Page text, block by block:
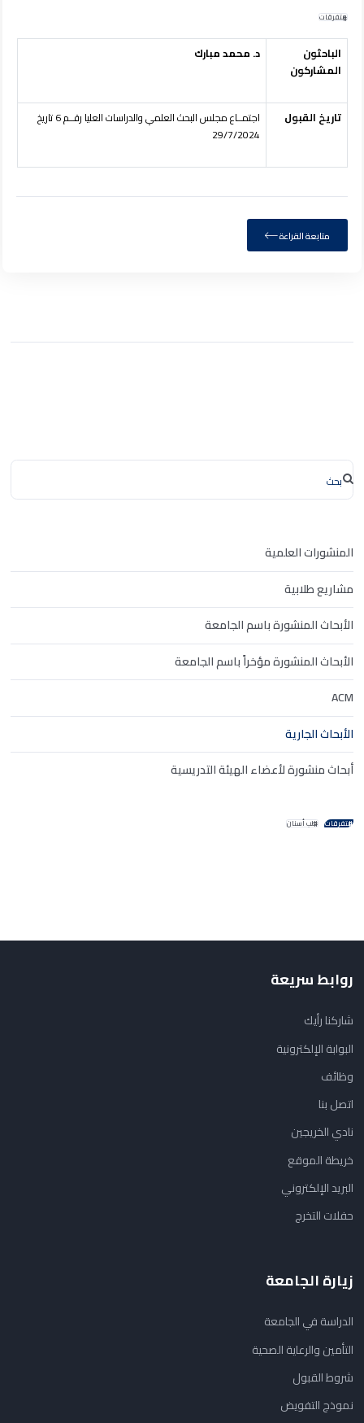
متفرقات
الباحثون
المشاركون
د. محمد مبارك
تاريخ القبول
اجتمــاع مجلس البحث العلمي والدراسات العليا رقــم 6 تاريخ
29/7/2024
متابعة القراءة
المنشورات العلمية
مشاريع طلابية
الأبحاث المنشورة باسم الجامعة
الأبحاث المنشورة مؤخراً باسم الجامعة
ACM
الأبحاث الجارية
أبحاث منشورة لأعضاء الهيئة التدريسية
متفرقات طب أسنان
روابط سريعة
شاركنا رأيك
البوابة الإلكترونية
وظائف
اتصل بنا
نادي الخريجين
خريطة الموقع
البريد الإلكتروني
حفلات التخرج
زيارة الجامعة
الدراسة في الجامعة
التأمين والرعاية الصحية
شروط القبول
نموذج التفويض